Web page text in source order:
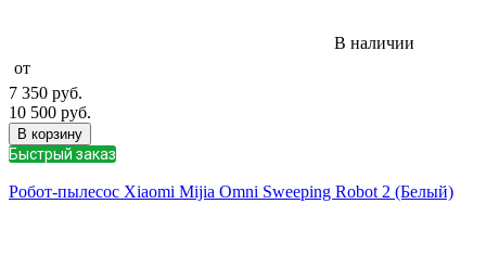
В наличии
от
7 350 руб.
10 500 руб.
В корзину
Быстрый заказ
Робот-пылесос Xiaomi Mijia Omni Sweeping Robot 2 (Белый)